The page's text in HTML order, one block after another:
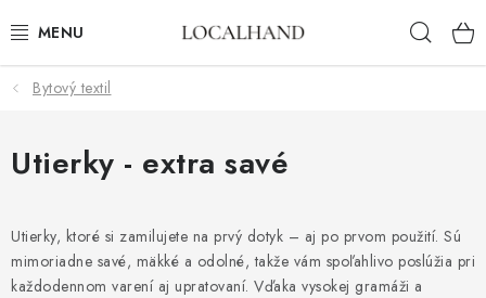
na
BYTOVÝ TEXTIL
METROVÝ TEXTIL
VÝPREDAJ
Bytový textil
Utierky - extra savé
Utierky, ktoré si zamilujete na prvý dotyk – aj po prvom použití. Sú
mimoriadne savé, mäkké a odolné, takže vám spoľahlivo poslúžia pri
každodennom varení aj upratovaní. Vďaka vysokej gramáži a